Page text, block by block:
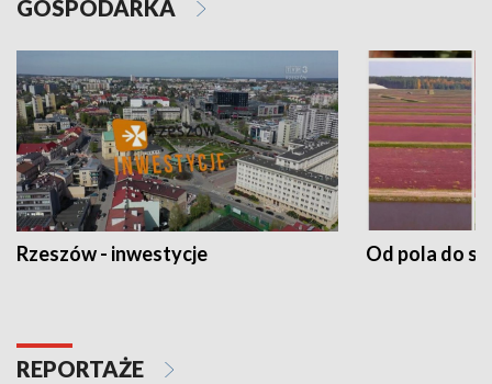
GOSPODARKA
Rzeszów - inwestycje Od pola do
REPORTAŻE